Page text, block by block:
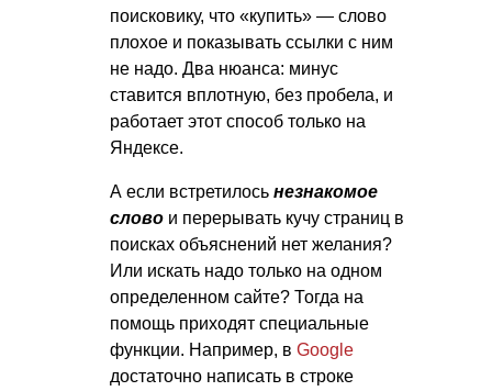
поисковику, что «купить» — слово
плохое и показывать ссылки с ним
не надо. Два нюанса: минус
ставится вплотную, без пробела, и
работает этот способ только на
Яндексе.
А если встретилось незнакомое
слово и перерывать кучу страниц в
поисках объяснений нет желания?
Или искать надо только на одном
определенном сайте? Тогда на
помощь приходят специальные
функции. Например, в Google
достаточно написать в строке